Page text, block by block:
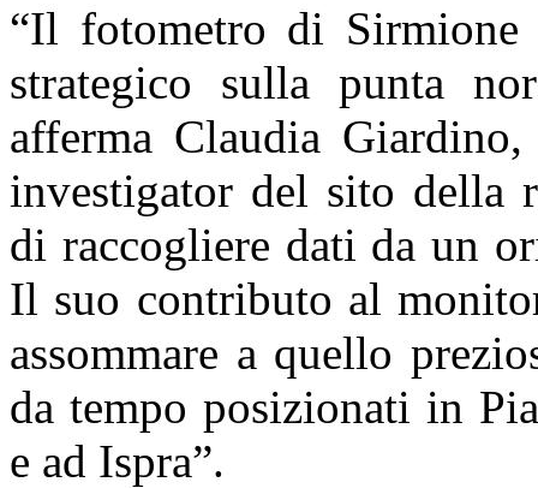
“Il fotometro di
strategico sulla punta
afferma Claudia
investigator del sito della
di raccogliere dati da un
Il suo contributo al
assommare a quello
da tempo posizionati in
e ad Ispra”.